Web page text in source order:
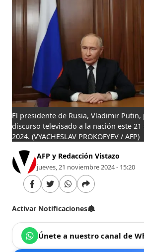
El presidente de Rusia, Vladimir
discurso televisado a la nación este
2024. (VYACHESLAV PROKOFYEV / AFP)
AFP y Redacción Vistazo
jueves, 21 noviembre 2024 - 15:20
Activar Notificaciones
Únete a nuestro canal de